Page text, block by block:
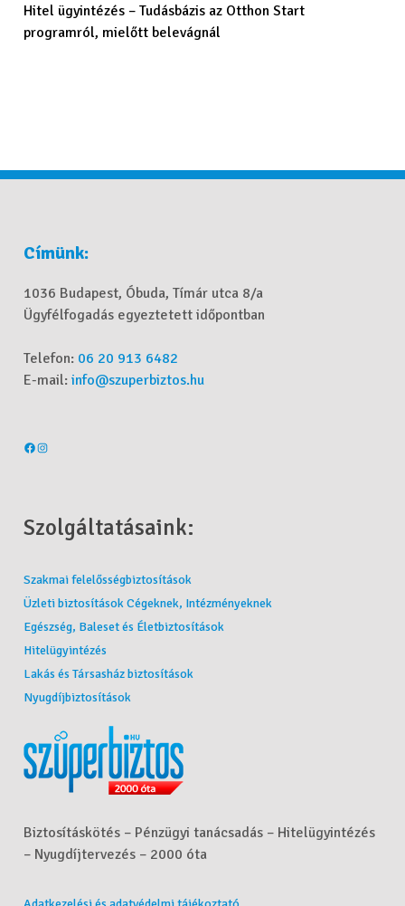
Hitel ügyintézés – Tudásbázis az Otthon Start
programról, mielőtt belevágnál
Címünk:
1036 Budapest, Óbuda, Tímár utca 8/a
Ügyfélfogadás egyeztetett időpontban
Telefon: 06 20 913 6482
E-mail:info@szuperbiztos.hu
Szolgáltatásaink:
Szakmai felelősségbiztosítások
Üzleti biztosítások Cégeknek, Intézményeknek
Egészség, Baleset és Életbiztosítások
Hitelügyintézés
Lakás és Társasház biztosítások
Nyugdíjbiztosítások
Biztosításkötés – Pénzügyi tanácsadás – Hitelügyintézés
– Nyugdíjtervezés – 2000 óta